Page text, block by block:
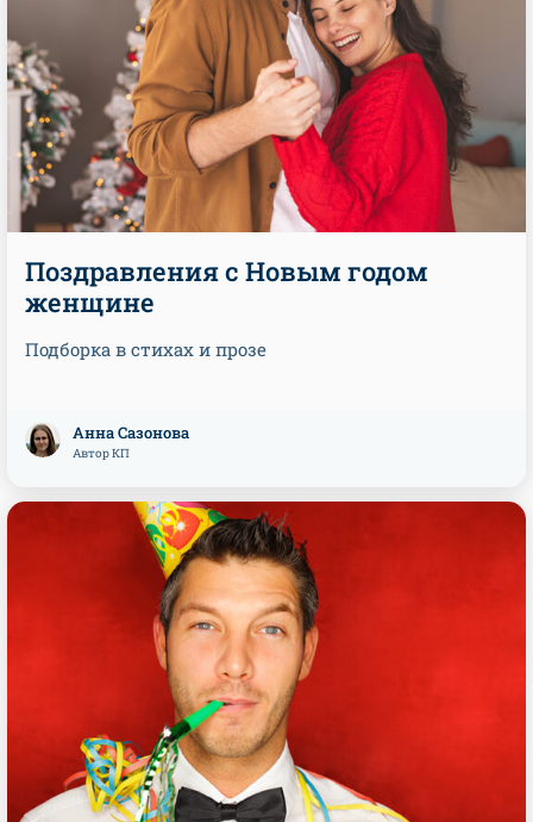
Поздравления с Новым годом
женщине
Подборка в стихах и прозе
Анна Сазонова
Автор КП